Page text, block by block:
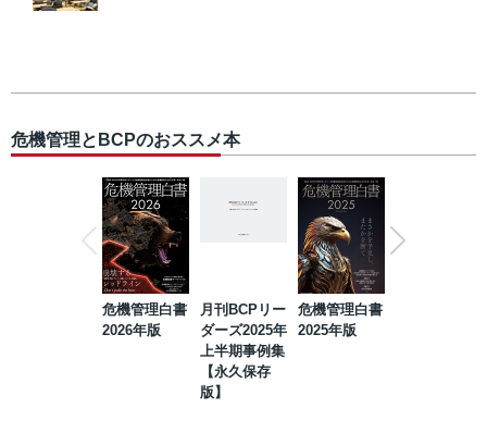
危機管理とBCPのおススメ本
危機管理白書
2026年版
月刊BCPリー
ダーズ2025年
上半期事例集
【永久保存
版】
危機管理白書
2025年版